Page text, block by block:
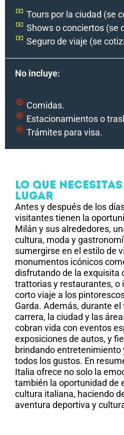
Tours por la ciudad (se
Shows o conciertos (se
Seguro de viaje (se
No incluye:
Comidas.
Estacionamientos o
Trámites para visa.
Lo Que
Lugar
Antes y después de los
visitantes tienen la
Milán y sus alrededores,
cultura, moda y
sumergirse en el estilo de
monumentos icónicos
disfrutando de la exquisita
trattorias y restaurantes, o
corto viaje a los
Garda. Además, durante
carrera, la ciudad y las
cobran vida con eventos
exposiciones de autos, y
brindando entretenimiento
todos los gustos. En
Italia ofrece no solo la
también la oportunidad de
cultura italiana, haciendo
aventura deportiva y